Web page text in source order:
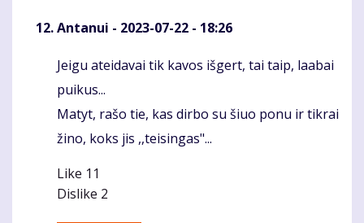
Antanui - 2023-07-22 - 18:26
Komentaras
Jeigu ateidavai tik kavos išgert, tai taip, laabai
puikus...
Matyt, rašo tie, kas dirbo su šiuo ponu ir tikrai
žino, koks jis ,,teisingas"...
Like 11
Dislike 2